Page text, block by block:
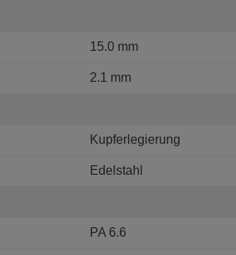
15.0 mm
2.1 mm
Kupferlegierung
Edelstahl
PA 6.6